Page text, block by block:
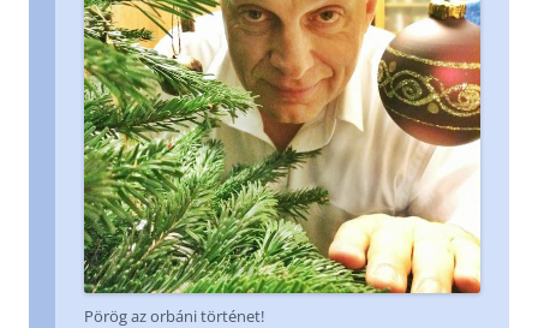
Pörög az orbáni történet!